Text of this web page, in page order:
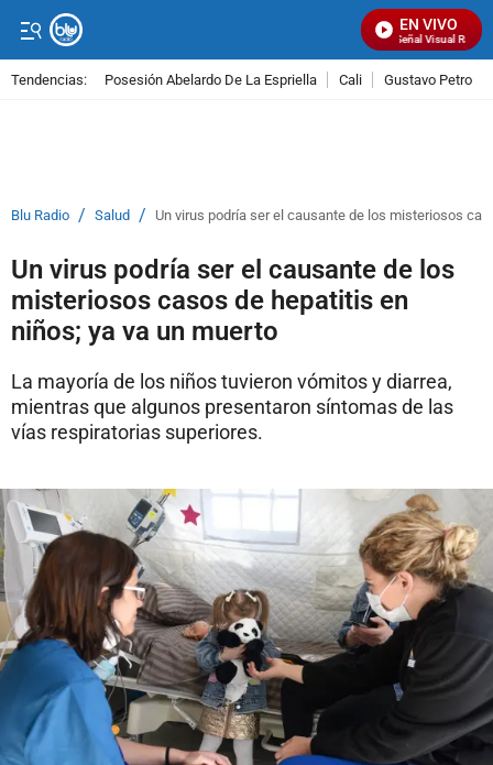
EN VIVO
Señal Visual Radio
Tendencias: Posesión Abelardo De La Espriella Cali Gustavo Petro
Blu Radio / Salud / Un virus podría ser el causante de los misteriosos
Un virus podría ser el causante de los
misteriosos casos de hepatitis en
niños; ya va un muerto
La mayoría de los niños tuvieron vómitos y diarrea,
mientras que algunos presentaron síntomas de las
vías respiratorias superiores.